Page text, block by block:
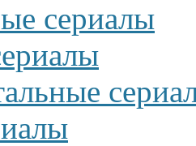
сериалы